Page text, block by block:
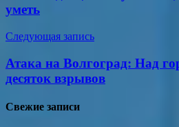
уметь
Следующая запись
Атака на Волгоград: Над
десяток взрывов
Свежие записи